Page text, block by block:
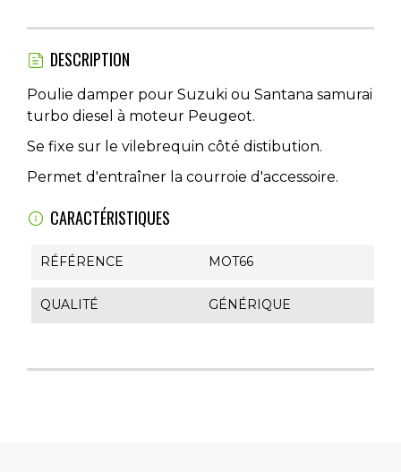
DESCRIPTION
Poulie damper pour Suzuki ou Santana samurai
turbo diesel à moteur Peugeot.
Se fixe sur le vilebrequin côté distibution.
Permet d'entraîner la courroie d'accessoire.
CARACTÉRISTIQUES
RÉFÉRENCE MOT66
QUALITÉ GÉNÉRIQUE